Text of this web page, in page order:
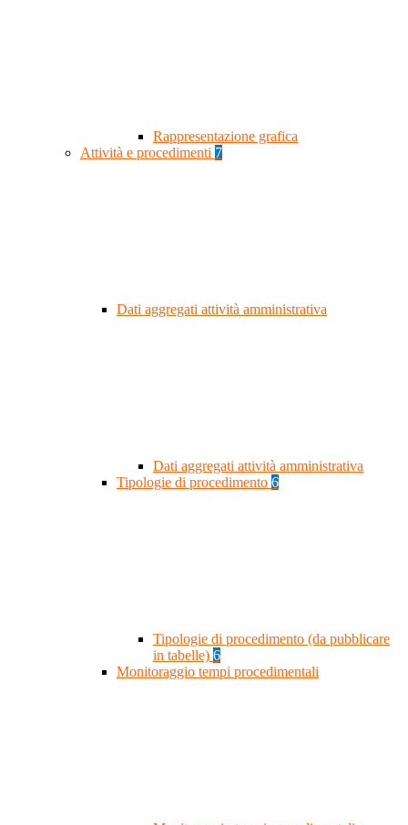
Rappresentazione grafica
Attività e procedimenti 7
Dati aggregati attività amministrativa
Dati aggregati attività amministrativa
Tipologie di procedimento 6
Tipologie di procedimento (da pubblicare
in tabelle) 6
Monitoraggio tempi procedimentali